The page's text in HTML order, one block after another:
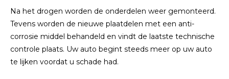
Na het drogen worden de onderdelen weer gemonteerd.
Tevens worden de nieuwe plaatdelen met een anti-
corrosie middel behandeld en vindt de laatste technische
controle plaats. Uw auto begint steeds meer op uw auto
te lijken voordat u schade had.